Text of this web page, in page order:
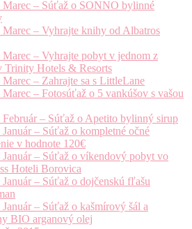
Marec – Súťaž o SONNO bylinné
Marec – Vyhrajte knihy od Albatros
Marec – Vyhrajte pobyt v jednom z
Trinity Hotels & Resorts
Marec – Zahrajte sa s LittleLane
Marec – Fotosúťaž o 5 vankúšov s vašou
Február – Súťaž o Apetito bylinný sirup
Január – Súťaž o kompletné očné
v hodnote 120€
Január – Súťaž o víkendový pobyt vo
Hoteli Borovica
Január – Súťaž o dojčenskú fľašu
Január – Súťaž o kašmírový šál a
BIO arganový olej